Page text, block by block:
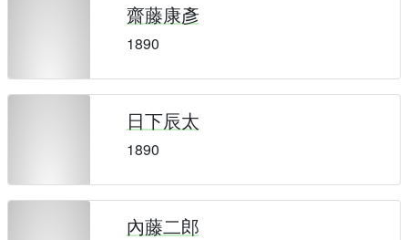
齋藤康彥
1890
日下辰太
1890
內藤二郎